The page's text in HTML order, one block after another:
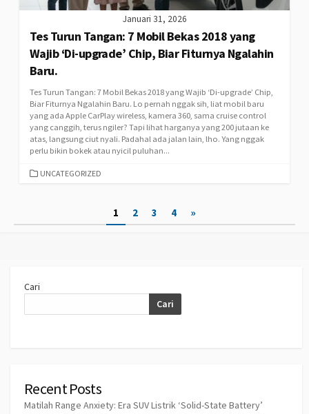
Januari 31, 2026
Tes Turun Tangan: 7 Mobil Bekas 2018 yang
Wajib ‘Di-upgrade’ Chip, Biar Fiturnya Ngalahin
Baru.
Tes Turun Tangan: 7 Mobil Bekas 2018 yang Wajib ‘Di-upgrade’ Chip,
Biar Fiturnya Ngalahin Baru. Lo pernah nggak sih, liat mobil baru
yang ada Apple CarPlay wireless, kamera 360, sama cruise control
yang canggih, terus ngiler? Tapi lihat harganya yang 200 jutaan ke
atas, langsung ciut nyali. Padahal ada jalan lain, lho. Yang nggak
perlu bikin bokek atau nyicil puluhan...
CATEGORIES
UNCATEGORIZED
pos
1 2 3 4 »
Cari
Cari
Recent Posts
Matilah Range Anxiety: Era SUV Listrik ‘Solid-State Battery’